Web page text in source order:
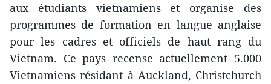
aux étudiants vietnamiens et organise des
programmes de formation en langue anglaise
pour les cadres et officiels de haut rang du
Vietnam. Ce pays recense actuellement 5.000
Vietnamiens résidant à Auckland, Christchurch